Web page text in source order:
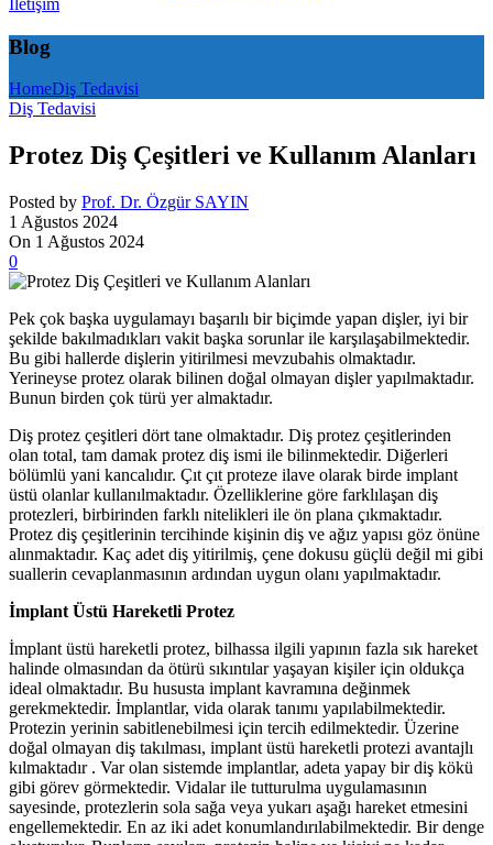
İletişim
Blog
HomeDiş Tedavisi
Diş Tedavisi
Protez Diş Çeşitleri ve Kullanım Alanları
Posted by Prof. Dr. Özgür SAYIN
1 Ağustos 2024
On 1 Ağustos 2024
0
Pek çok başka uygulamayı başarılı bir biçimde yapan dişler, iyi bir
şekilde bakılmadıkları vakit başka sorunlar ile karşılaşabilmektedir.
Bu gibi hallerde dişlerin yitirilmesi mevzubahis olmaktadır.
Yerineyse protez olarak bilinen doğal olmayan dişler yapılmaktadır.
Bunun birden çok türü yer almaktadır.
Diş protez çeşitleri dört tane olmaktadır. Diş protez çeşitlerinden
olan total, tam damak protez diş ismi ile bilinmektedir. Diğerleri
bölümlü yani kancalıdır. Çıt çıt proteze ilave olarak birde implant
üstü olanlar kullanılmaktadır. Özelliklerine göre farklılaşan diş
protezleri, birbirinden farklı nitelikleri ile ön plana çıkmaktadır.
Protez diş çeşitlerinin tercihinde kişinin diş ve ağız yapısı göz önüne
alınmaktadır. Kaç adet diş yitirilmiş, çene dokusu güçlü değil mi gibi
suallerin cevaplanmasının ardından uygun olanı yapılmaktadır.
İmplant Üstü Hareketli Protez
İmplant üstü hareketli protez, bilhassa ilgili yapının fazla sık hareket
halinde olmasından da ötürü sıkıntılar yaşayan kişiler için oldukça
ideal olmaktadır. Bu hususta implant kavramına değinmek
gerekmektedir. İmplantlar, vida olarak tanımı yapılabilmektedir.
Protezin yerinin sabitlenebilmesi için tercih edilmektedir. Üzerine
doğal olmayan diş takılması, implant üstü hareketli protezi avantajlı
kılmaktadır . Var olan sistemde implantlar, adeta yapay bir diş kökü
gibi görev görmektedir. Vidalar ile tutturulma uygulamasının
sayesinde, protezlerin sola sağa veya yukarı aşağı hareket etmesini
engellemektedir. En az iki adet konumlandırılabilmektedir. Bir denge